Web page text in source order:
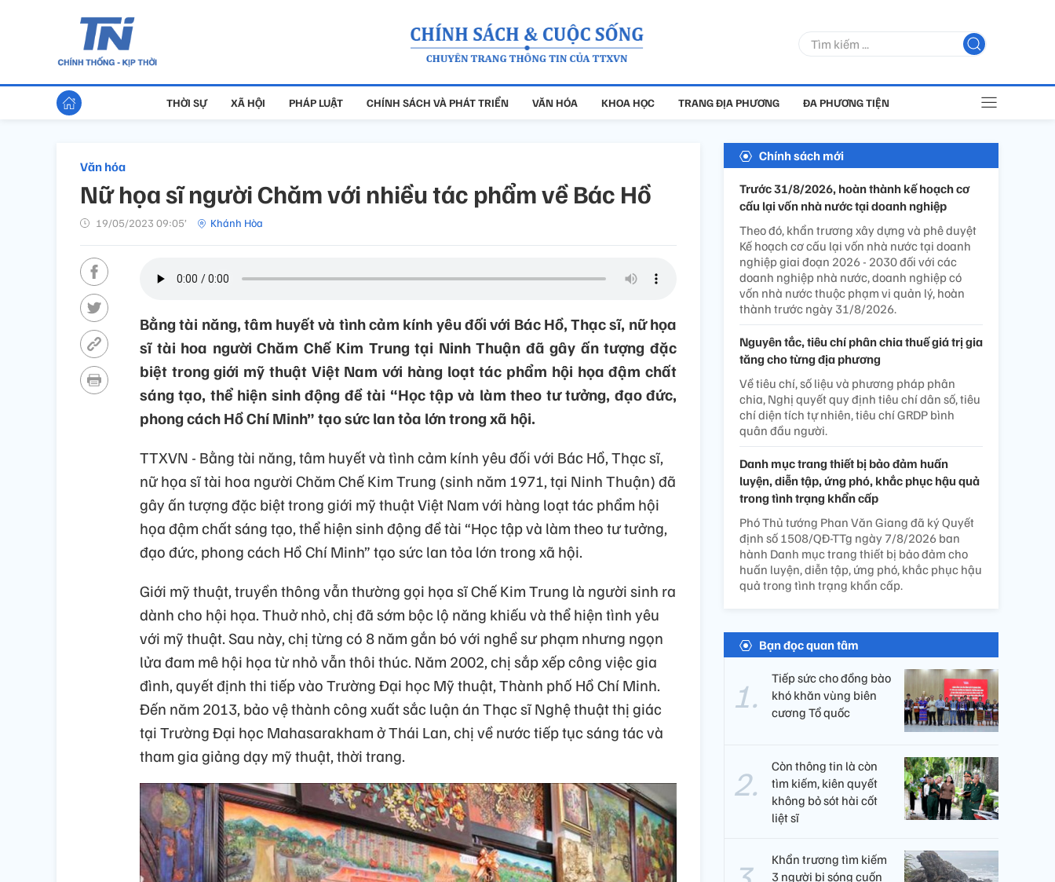
THỜI SỰ XÃ HỘI PHÁP LUẬT CHÍNH SÁCH VÀ PHÁT TRIỂN VĂN HÓA KHOA HỌC TRANG ĐỊA PHƯƠNG ĐA PHƯƠNG TIỆN
Văn hóa
Nữ họa sĩ người Chăm với nhiều tác phẩm về Bác Hồ
19/05/2023 09:05’ Khánh Hòa
Bằng tài năng, tâm huyết và tình cảm kính yêu đối với Bác Hồ, Thạc sĩ, nữ họa
sĩ tài hoa người Chăm Chế Kim Trung tại Ninh Thuận đã gây ấn tượng đặc
biệt trong giới mỹ thuật Việt Nam với hàng loạt tác phẩm hội họa đậm chất
sáng tạo, thể hiện sinh động đề tài “Học tập và làm theo tư tưởng, đạo đức,
phong cách Hồ Chí Minh” tạo sức lan tỏa lớn trong xã hội.
TTXVN - Bằng tài năng, tâm huyết và tình cảm kính yêu đối với Bác Hồ, Thạc sĩ,
nữ họa sĩ tài hoa người Chăm Chế Kim Trung (sinh năm 1971, tại Ninh Thuận) đã
gây ấn tượng đặc biệt trong giới mỹ thuật Việt Nam với hàng loạt tác phẩm hội
họa đậm chất sáng tạo, thể hiện sinh động đề tài “Học tập và làm theo tư tưởng,
đạo đức, phong cách Hồ Chí Minh” tạo sức lan tỏa lớn trong xã hội.
Giới mỹ thuật, truyền thông vẫn thường gọi họa sĩ Chế Kim Trung là người sinh ra
dành cho hội họa. Thuở nhỏ, chị đã sớm bộc lộ năng khiếu và thể hiện tình yêu
với mỹ thuật. Sau này, chị từng có 8 năm gắn bó với nghề sư phạm nhưng ngọn
lửa đam mê hội họa từ nhỏ vẫn thôi thúc. Năm 2002, chị sắp xếp công việc gia
đình, quyết định thi tiếp vào Trường Đại học Mỹ thuật, Thành phố Hồ Chí Minh.
Đến năm 2013, bảo vệ thành công xuất sắc luận án Thạc sĩ Nghệ thuật thị giác
tại Trường Đại học Mahasarakham ở Thái Lan, chị về nước tiếp tục sáng tác và
tham gia giảng dạy mỹ thuật, thời trang.
Chính sách mới
Trước 31/8/2026, hoàn thành kế hoạch cơ
cấu lại vốn nhà nước tại doanh nghiệp
Theo đó, khẩn trương xây dựng và phê duyệt
Kế hoạch cơ cấu lại vốn nhà nước tại doanh
nghiệp giai đoạn 2026 - 2030 đối với các
doanh nghiệp nhà nước, doanh nghiệp có
vốn nhà nước thuộc phạm vi quản lý, hoàn
thành trước ngày 31/8/2026.
Nguyên tắc, tiêu chí phân chia thuế giá trị gia
tăng cho từng địa phương
Về tiêu chí, số liệu và phương pháp phân
chia, Nghị quyết quy định tiêu chí dân số, tiêu
chí diện tích tự nhiên, tiêu chí GRDP bình
quân đầu người.
Danh mục trang thiết bị bảo đảm huấn
luyện, diễn tập, ứng phó, khắc phục hậu quả
trong tình trạng khẩn cấp
Phó Thủ tướng Phan Văn Giang đã ký Quyết
định số 1508/QĐ-TTg ngày 7/8/2026 ban
hành Danh mục trang thiết bị bảo đảm cho
huấn luyện, diễn tập, ứng phó, khắc phục hậu
quả trong tình trạng khẩn cấp.
Bạn đọc quan tâm
Tiếp sức cho đồng bào
khó khăn vùng biên
cương Tổ quốc
Còn thông tin là còn
tìm kiếm, kiên quyết
không bỏ sót hài cốt
liệt sĩ
Khẩn trương tìm kiếm
3 người bị sóng cuốn